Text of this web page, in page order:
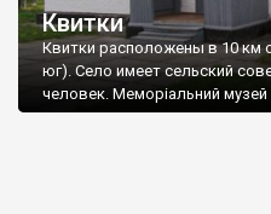
Квитки
Квитки расположены в 10 км
юг). Село имеет сельский
человек. Меморіальний